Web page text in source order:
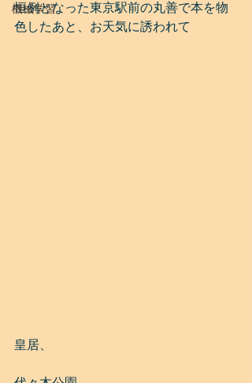
機械学習
恒例となった東京駅前の丸善で本を物
色したあと、お天気に誘われて
皇居、